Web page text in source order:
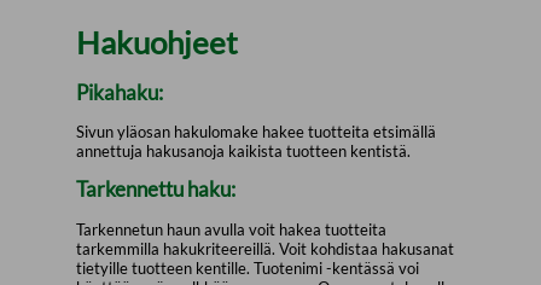
Hakuohjeet
Pikahaku:
Sivun yläosan hakulomake hakee tuotteita etsimällä
annettuja hakusanoja kaikista tuotteen kentistä.
Tarkennettu haku:
Tarkennetun haun avulla voit hakea tuotteita
tarkemmilla hakukriteereillä. Voit kohdistaa hakusanat
tietyille tuotteen kentille. Tuotenimi -kentässä voi